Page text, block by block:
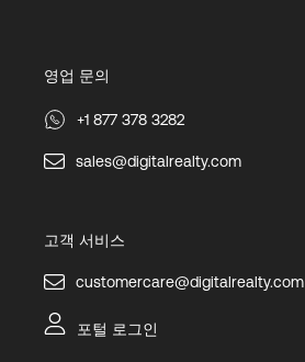
영업 문의
+1 877 378 3282
sales@digitalrealty.com
고객 서비스
customercare@digitalrealty.com
포털 로그인